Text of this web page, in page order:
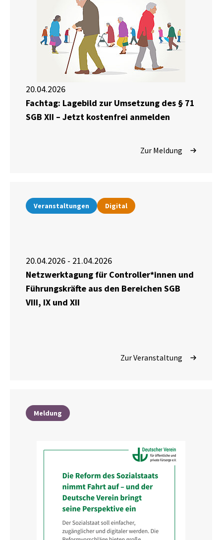
20.04.2026
Fachtag: Lagebild zur Umsetzung des § 71
SGB XII – Jetzt kostenfrei anmelden
Zur Meldung
Veranstaltungen Digital
20.04.2026 - 21.04.2026
Netzwerktagung für Controller*innen und
Führungskräfte aus den Bereichen SGB
VIII, IX und XII
Zur Veranstaltung
Meldung